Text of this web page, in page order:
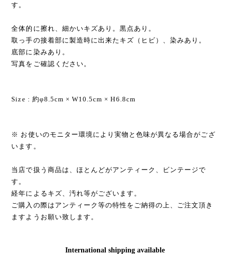
す。
全体的に擦れ、細かいキズあり。黒点あり。
取っ手の接着部に製造時に出来たキズ（ヒビ）、染みあり。
底部に染みあり。
写真をご確認ください。
Size : 約φ8.5cm × W10.5cm × H6.8cm
※ お使いのモニター環境により実物と色味が異なる場合がござ
います。
当店で扱う商品は、ほとんどがアンティーク、ビンテージで
す。
経年によるキズ、汚れ等がございます。
ご購入の際はアンティーク等の特性をご納得の上、ご注文頂き
ますようお願い致します。
International shipping available